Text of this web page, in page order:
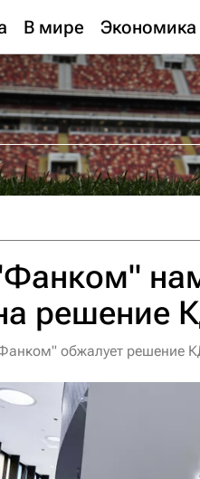
В мире Экономика
решение
обжалует решение